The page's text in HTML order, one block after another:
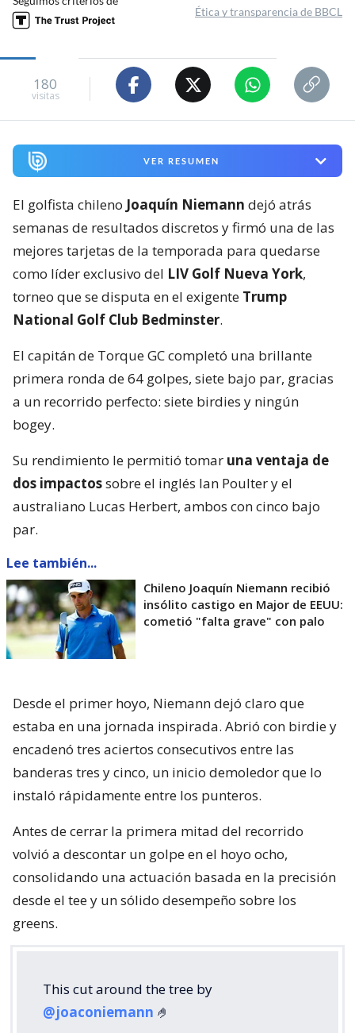
Ética y transparencia de BBCL
180
visitas
VER RESUMEN
El golfista chileno Joaquín Niemann dejó atrás
semanas de resultados discretos y firmó una de las
mejores tarjetas de la temporada para quedarse
como líder exclusivo del LIV Golf Nueva York,
torneo que se disputa en el exigente Trump
National Golf Club Bedminster.
El capitán de Torque GC completó una brillante
primera ronda de 64 golpes, siete bajo par, gracias
a un recorrido perfecto: siete birdies y ningún
bogey.
Su rendimiento le permitió tomar una ventaja de
dos impactossobre el inglés Ian Poulter y el
australiano Lucas Herbert, ambos con cinco bajo
par.
Lee también...
Chileno Joaquín Niemann recibió
insólito castigo en Major de EEUU:
cometió "falta grave" con palo
Desde el primer hoyo, Niemann dejó claro que
estaba en una jornada inspirada. Abrió con birdie y
encadenó tres aciertos consecutivos entre las
banderas tres y cinco, un inicio demoledor que lo
instaló rápidamente entre los punteros.
Antes de cerrar la primera mitad del recorrido
volvió a descontar un golpe en el hoyo ocho,
consolidando una actuación basada en la precisión
desde el tee y un sólido desempeño sobre los
greens.
This cut around the tree by
@joaconiemann 🤌